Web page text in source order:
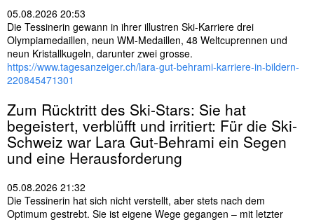
05.08.2026 20:53
Die Tessinerin gewann in ihrer illustren Ski-Karriere drei
Olympiamedaillen, neun WM-Medaillen, 48 Weltcuprennen und
neun Kristallkugeln, darunter zwei grosse.
https://www.tagesanzeiger.ch/lara-gut-behrami-karriere-in-bildern-
220845471301
Zum Rücktritt des Ski-Stars: Sie hat
begeistert, verblüfft und irritiert: Für die Ski-
Schweiz war Lara Gut-Behrami ein Segen
und eine Herausforderung
05.08.2026 21:32
Die Tessinerin hat sich nicht verstellt, aber stets nach dem
Optimum gestrebt. Sie ist eigene Wege gegangen – mit letzter